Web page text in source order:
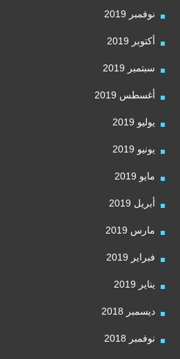
نوفمبر 2019
أكتوبر 2019
سبتمبر 2019
أغسطس 2019
يوليو 2019
يونيو 2019
مايو 2019
أبريل 2019
مارس 2019
فبراير 2019
يناير 2019
ديسمبر 2018
نوفمبر 2018